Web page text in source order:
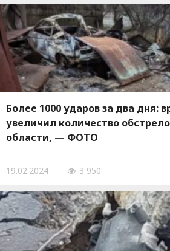
Более 1000 ударов за два дня:
увеличил количество
области, — ФОТО
19.02.2024 3 950